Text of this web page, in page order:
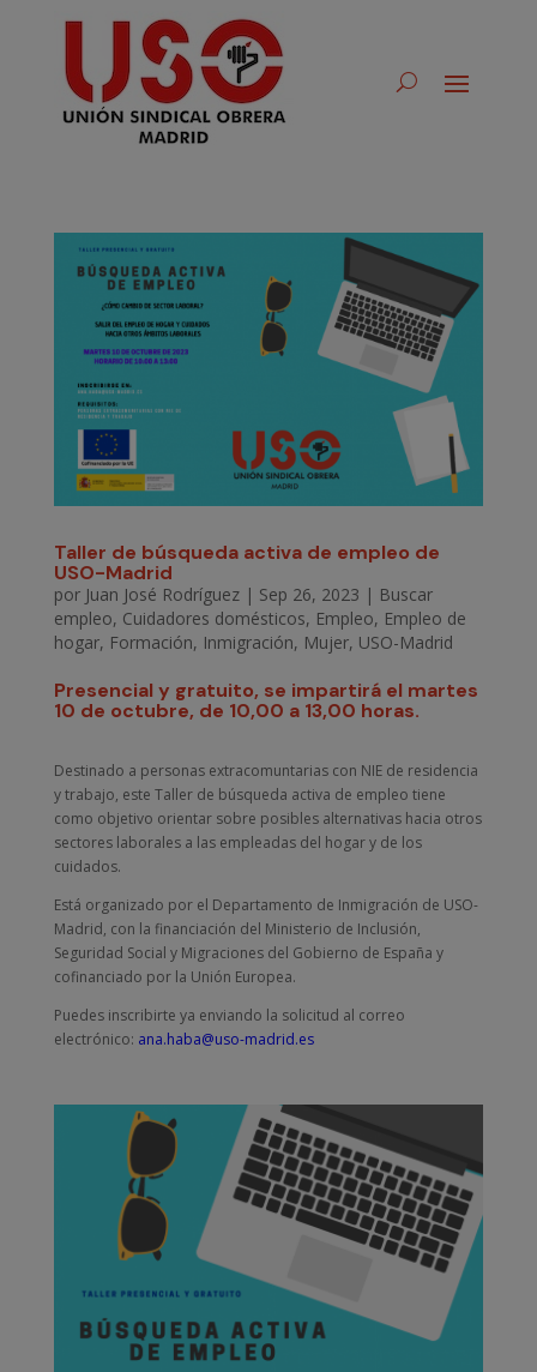
Taller de búsqueda activa de empleo de
USO-Madrid
por Juan José Rodríguez| Sep 26, 2023 | Buscar
empleo, Cuidadores domésticos, Empleo, Empleo de
hogar, Formación, Inmigración, Mujer, USO-Madrid
Presencial y gratuito, se impartirá el martes
10 de octubre, de 10,00 a 13,00 horas.
Destinado a personas extracomuntarias con NIE de residencia
y trabajo, este Taller de búsqueda activa de empleo tiene
como objetivo orientar sobre posibles alternativas hacia otros
sectores laborales a las empleadas del hogar y de los
cuidados.
Está organizado por el Departamento de Inmigración de USO-
Madrid, con la financiación del Ministerio de Inclusión,
Seguridad Social y Migraciones del Gobierno de España y
cofinanciado por la Unión Europea.
Puedes inscribirte ya enviando la solicitud al correo
electrónico: ana.haba@uso-madrid.es